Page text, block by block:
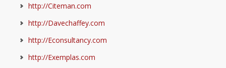
http://Citeman.com
http://Davechaffey.com
http://Econsultancy.com
http://Exemplas.com